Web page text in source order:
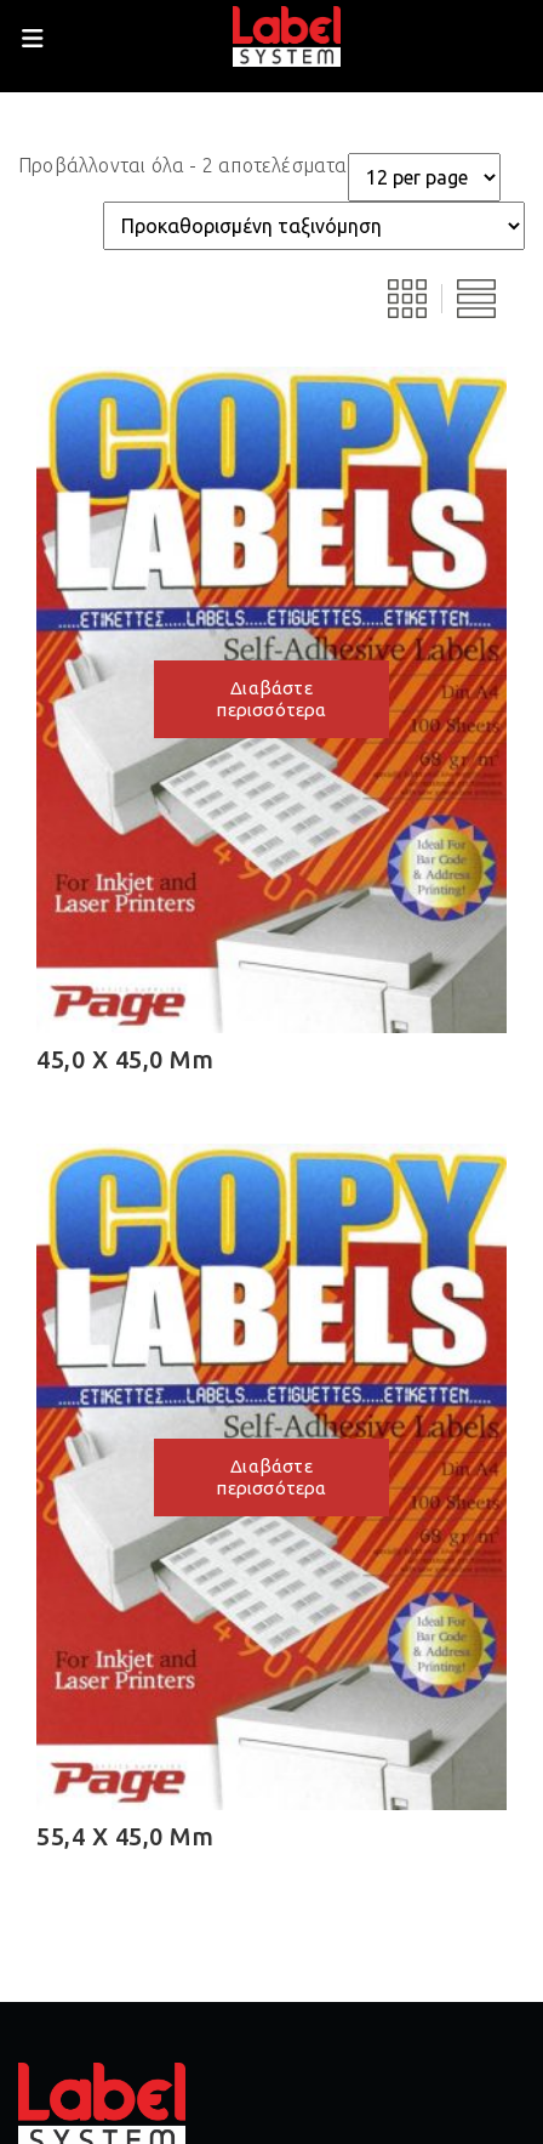
Προβάλλονται όλα - 2 αποτελέσματα
Διαβάστε
περισσότερα
45,0 X 45,0 Mm
Διαβάστε
περισσότερα
55,4 X 45,0 Mm